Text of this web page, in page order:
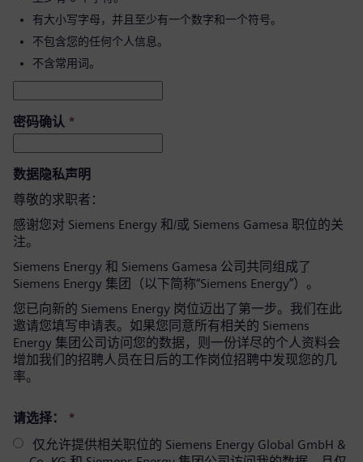
有大小写字母，并且至少有一个数字和一个符号。
不包含您的任何个人信息。
不含常用词。
密码确认 *
数据隐私声明
尊敬的求职者：
感谢您对 Siemens Energy 和/或 Siemens Gamesa 职位的关
注。
Siemens Energy 和 Siemens Gamesa 公司共同组成了
Siemens Energy 集团（以下简称“Siemens Energy”）。
您已向新的 Siemens Energy 岗位迈出了第一步。我们在此
邀请您填写申请表。如果您同意所有相关的 Siemens
Energy 集团公司访问您的数据，则一份详尽的个人资料会
增加我们的招聘人员在日后的工作岗位招聘中发现您的几
率。
请选择：
*
仅允许提供相关职位的 Siemens Energy Global GmbH &